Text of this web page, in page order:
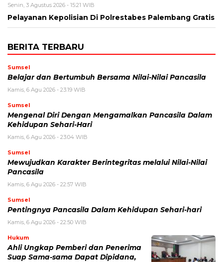
Senin, 3 Agustus 2026 - 15:21 WIB
Pelayanan Kepolisian Di Polrestabes Palembang Gratis
BERITA TERBARU
Sumsel
Belajar dan Bertumbuh Bersama Nilai-Nilai Pancasila
Kamis, 6 Agu 2026 - 23:19 WIB
Sumsel
Mengenal Diri Dengan Mengamalkan Pancasila Dalam
Kehidupan Sehari-Hari
Kamis, 6 Agu 2026 - 23:04 WIB
Sumsel
Mewujudkan Karakter Berintegritas melalui Nilai-Nilai
Pancasila
Kamis, 6 Agu 2026 - 22:57 WIB
Sumsel
Pentingnya Pancasila Dalam Kehidupan Sehari-hari
Kamis, 6 Agu 2026 - 22:50 WIB
Hukum
Ahli Ungkap Pemberi dan Penerima
Suap Sama-sama Dapat Dipidana,